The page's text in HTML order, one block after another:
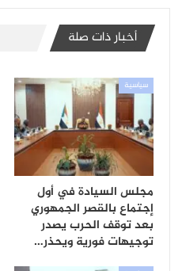
أخبار ذات صلة
سياسية
مجلس السيادة في أول
إجتماع بالقصر الجمهوري
بعد توقف الحرب يصدر
توجيهات فورية ويحذر…